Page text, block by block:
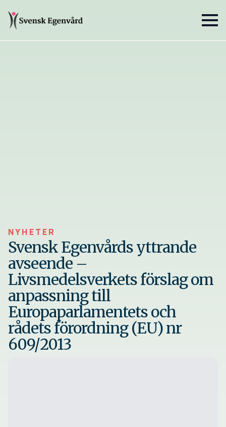
NYHETER
Svensk Egenvårds yttrande
avseende –
Livsmedelsverkets förslag om
anpassning till
Europaparlamentets och
rådets förordning (EU) nr
609/2013